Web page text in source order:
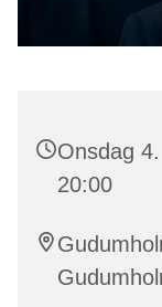
Onsdag
20:00